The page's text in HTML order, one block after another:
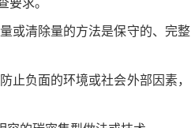
要求。
或清除量的方法是保守的、完整
负面的环境或社会外部因素，